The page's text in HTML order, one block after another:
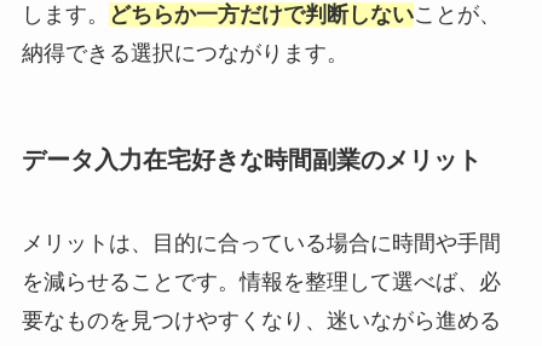
します。
どちらか一方だけで判断しないことが、
納得できる選択につながります。
データ入力在宅好きな時間副業のメリット
メリットは、目的に合っている場合に時間や手間
を減らせることです。情報を整理して選べば、必
要なものを見つけやすくなり、迷いながら進める